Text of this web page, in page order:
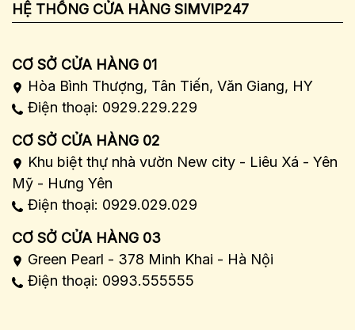
HỆ THỐNG CỬA HÀNG SIMVIP247
CƠ SỞ CỬA HÀNG 01
Hòa Bình Thượng, Tân Tiến, Văn Giang, HY
Điện thoại: 0929.229.229
CƠ SỞ CỬA HÀNG 02
Khu biệt thự nhà vườn New city - Liêu Xá - Yên
Mỹ - Hưng Yên
Điện thoại: 0929.029.029
CƠ SỞ CỬA HÀNG 03
Green Pearl - 378 Minh Khai - Hà Nội
Điện thoại: 0993.555555